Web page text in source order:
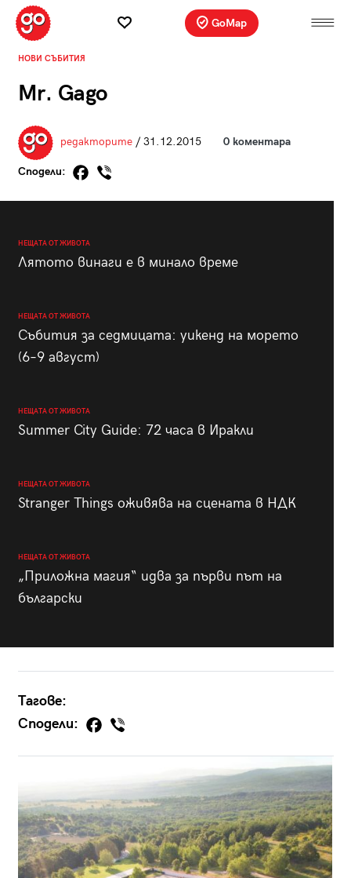
GoMap
НОВИ СЪБИТИЯ
Mr. Gago
редакторите/ 31.12.2015 0 коментара
Сподели:
НЕЩАТА ОТ ЖИВОТА
Лятото винаги е в минало време
НЕЩАТА ОТ ЖИВОТА
Събития за седмицата: уикенд на морето
(6–9 август)
НЕЩАТА ОТ ЖИВОТА
Summer City Guide: 72 часа в Иракли
НЕЩАТА ОТ ЖИВОТА
Stranger Things оживява на сцената в НДК
НЕЩАТА ОТ ЖИВОТА
„Приложна магия“ идва за първи път на
български
Тагове:
Сподели: